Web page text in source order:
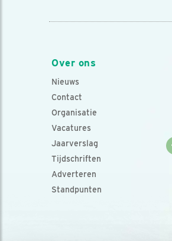
Over ons
Nieuws
Contact
Organisatie
Vacatures
Jaarverslag
Tijdschriften
Adverteren
Standpunten